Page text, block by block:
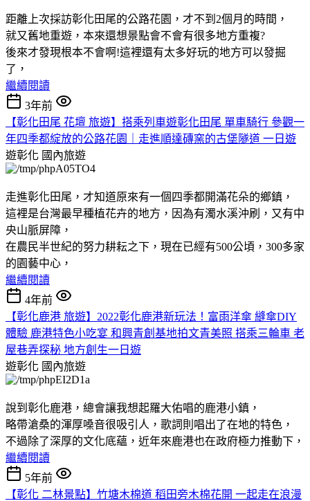
距離上次採訪彰化田尾的公路花園，才不到2個月的時間，
就又舊地重遊，本來還想景點會不會有很多地方重複?
後來才發現根本不會啊!這裡還有太多好玩的地方可以發掘
了，
繼續閱讀
3年前
【彰化田尾 花壇 旅遊】搭乘列車遊彰化田尾 單車騎行 參觀一
年四季都綻放的公路花園｜走進順達磚窯的古堡隧道 一日遊
遊彰化 國內旅遊
走進彰化田尾，才知道原來有一個四季都開滿花朵的鄉鎮，
這裡是台灣最早種植花卉的地方，因為有濁水溪沖刷，又有中
央山脈屏障，
在農民半世紀的努力耕耘之下，現在已經有500公頃，300多家
的園藝中心，
繼續閱讀
4年前
【彰化鹿港 旅遊】2022彰化鹿港新玩法！富雨洋傘 縫傘DIY
體驗 鹿港特色小吃宴 和興青創基地拍文青美照 搭乘三輪車 老
屋巷弄探秘 地方創生一日遊
遊彰化 國內旅遊
說到彰化鹿港，總會讓我想起羅大佑唱的鹿港小鎮，
略帶滄桑的渾厚嗓音很吸引人，歌詞則唱出了在地的特色，
不過除了深厚的文化底蘊，近年來鹿港也在政府極力推動下，
繼續閱讀
5年前
【彰化 二林景點】竹塘木棉道 稻田旁木棉花開 一起走在浪漫